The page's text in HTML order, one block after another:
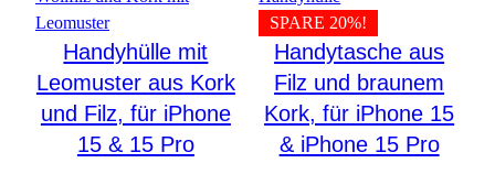
Handyhülle mit
Leomuster aus Kork
und Filz, für iPhone
15 & 15 Pro
SPARE 20%!
Handytasche aus
Filz und braunem
Kork, für iPhone 15
& iPhone 15 Pro